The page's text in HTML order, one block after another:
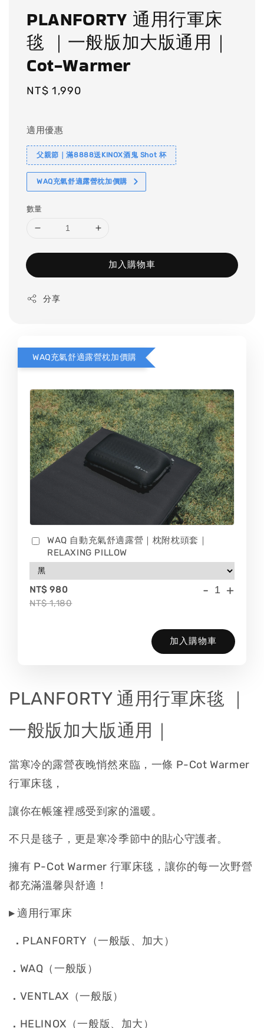
PLANFORTY 通用行軍床
毯 ｜一般版加大版通用｜
Cot-Warmer
Regular
NT$ 1,990
適用優惠
父親節｜滿8888送KINOX酒鬼 Shot 杯
WAQ充氣舒適露營枕加價購
數量
加入購物車
分享
WAQ充氣舒適露營枕加價購
WAQ 自動充氣舒適露營｜枕附枕頭套｜
RELAXING PILLOW
NT$ 980
NT$ 1,180
- +
加入購物車
PLANFORTY 通用行軍床毯 ｜
一般版加大版通用｜
當寒冷的露營夜晚悄然來臨，一條 P-Cot Warmer
行軍床毯，
讓你在帳篷裡感受到家的溫暖。
不只是毯子，更是寒冷季節中的貼心守護者。
擁有 P-Cot Warmer 行軍床毯，讓你的每一次野營
都充滿溫馨與舒適！
▸適用行軍床
． PLANFORTY（一般版、加大）
． WAQ（一般版）
． VENTLAX（一般版）
． HELINOX（一般版、加大）